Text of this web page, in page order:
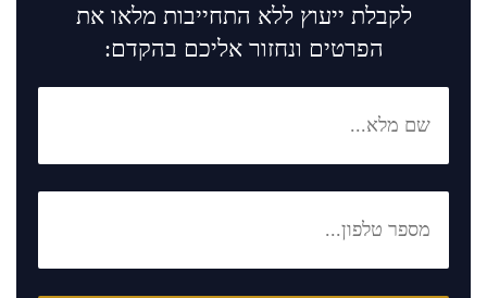
לקבלת ייעוץ ללא התחייבות מלאו את
הפרטים ונחזור אליכם בהקדם: